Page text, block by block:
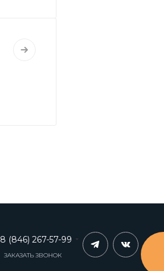
8 (846) 267-57-99
ЗАКАЗАТЬ ЗВОНОК